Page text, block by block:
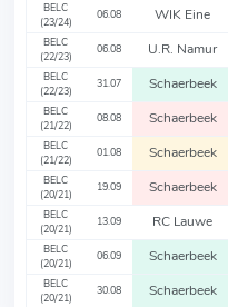
BELC
(23/24)
06.08 WIK Eine
BELC
(22/23)
06.08 U.R. Namur
BELC
(22/23)
31.07 Schaerbeek
BELC
(21/22)
08.08 Schaerbeek
BELC
(21/22)
01.08 Schaerbeek
BELC
(20/21)
19.09 Schaerbeek
BELC
(20/21)
13.09 RC Lauwe
BELC
(20/21)
06.09 Schaerbeek
BELC
(20/21)
30.08 Schaerbeek